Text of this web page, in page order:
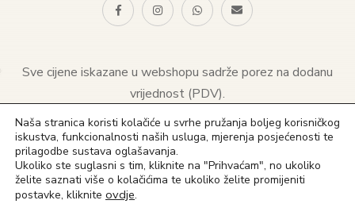
Sve cijene iskazane u webshopu sadrže porez na dodanu
vrijednost (PDV).
© 2021 Naklada sv. Antuna. Sva prava pridržana
(+385) 1 4828 823
(+385) 91 4828 823
Naša stranica koristi kolačiće u svrhe pružanja boljeg korisničkog
iskustva, funkcionalnosti naših usluga, mjerenja posjećenosti te
prilagodbe sustava oglašavanja.
Ukoliko ste suglasni s tim, kliknite na "Prihvaćam", no ukoliko
želite saznati više o kolačićima te ukoliko želite promijeniti
postavke, kliknite ovdje.